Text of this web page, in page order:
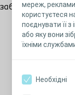
мереж, реклами
користуєтеся
поєднувати її
або яку вони
їхніми
Необхідні
забезпечує
Мішок
допомогою
мішок
Перш ніж